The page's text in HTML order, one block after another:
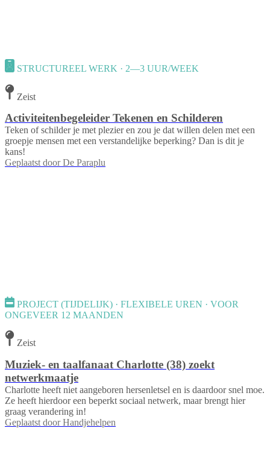
STRUCTUREEL WERK · 2—3 UUR/WEEK
Zeist
Activiteitenbegeleider Tekenen en Schilderen
Teken of schilder je met plezier en zou je dat willen delen met een
groepje mensen met een verstandelijke beperking? Dan is dit je
kans!
Geplaatst door De Paraplu
PROJECT (TIJDELIJK) · FLEXIBELE UREN · VOOR
ONGEVEER 12 MAANDEN
Zeist
Muziek- en taalfanaat Charlotte (38) zoekt
netwerkmaatje
Charlotte heeft niet aangeboren hersenletsel en is daardoor snel moe.
Ze heeft hierdoor een beperkt sociaal netwerk, maar brengt hier
graag verandering in!
Geplaatst door Handjehelpen